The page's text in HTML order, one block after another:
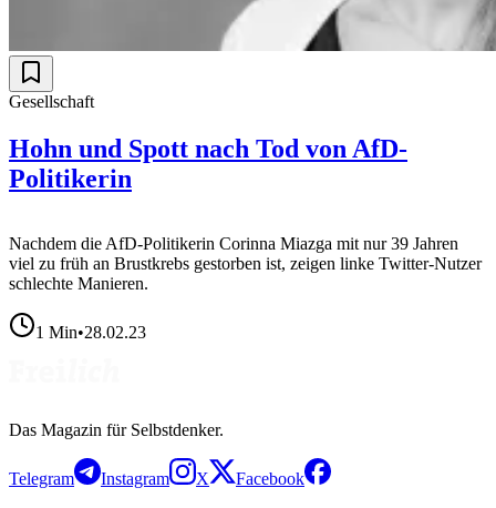
Gesellschaft
Hohn und Spott nach Tod von AfD-
Politikerin
Nachdem die AfD-Politikerin Corinna Miazga mit nur 39 Jahren
viel zu früh an Brustkrebs gestorben ist, zeigen linke Twitter-Nutzer
schlechte Manieren.
1 Min•28.02.23
Das Magazin für Selbstdenker.
Telegram Instagram X Facebook